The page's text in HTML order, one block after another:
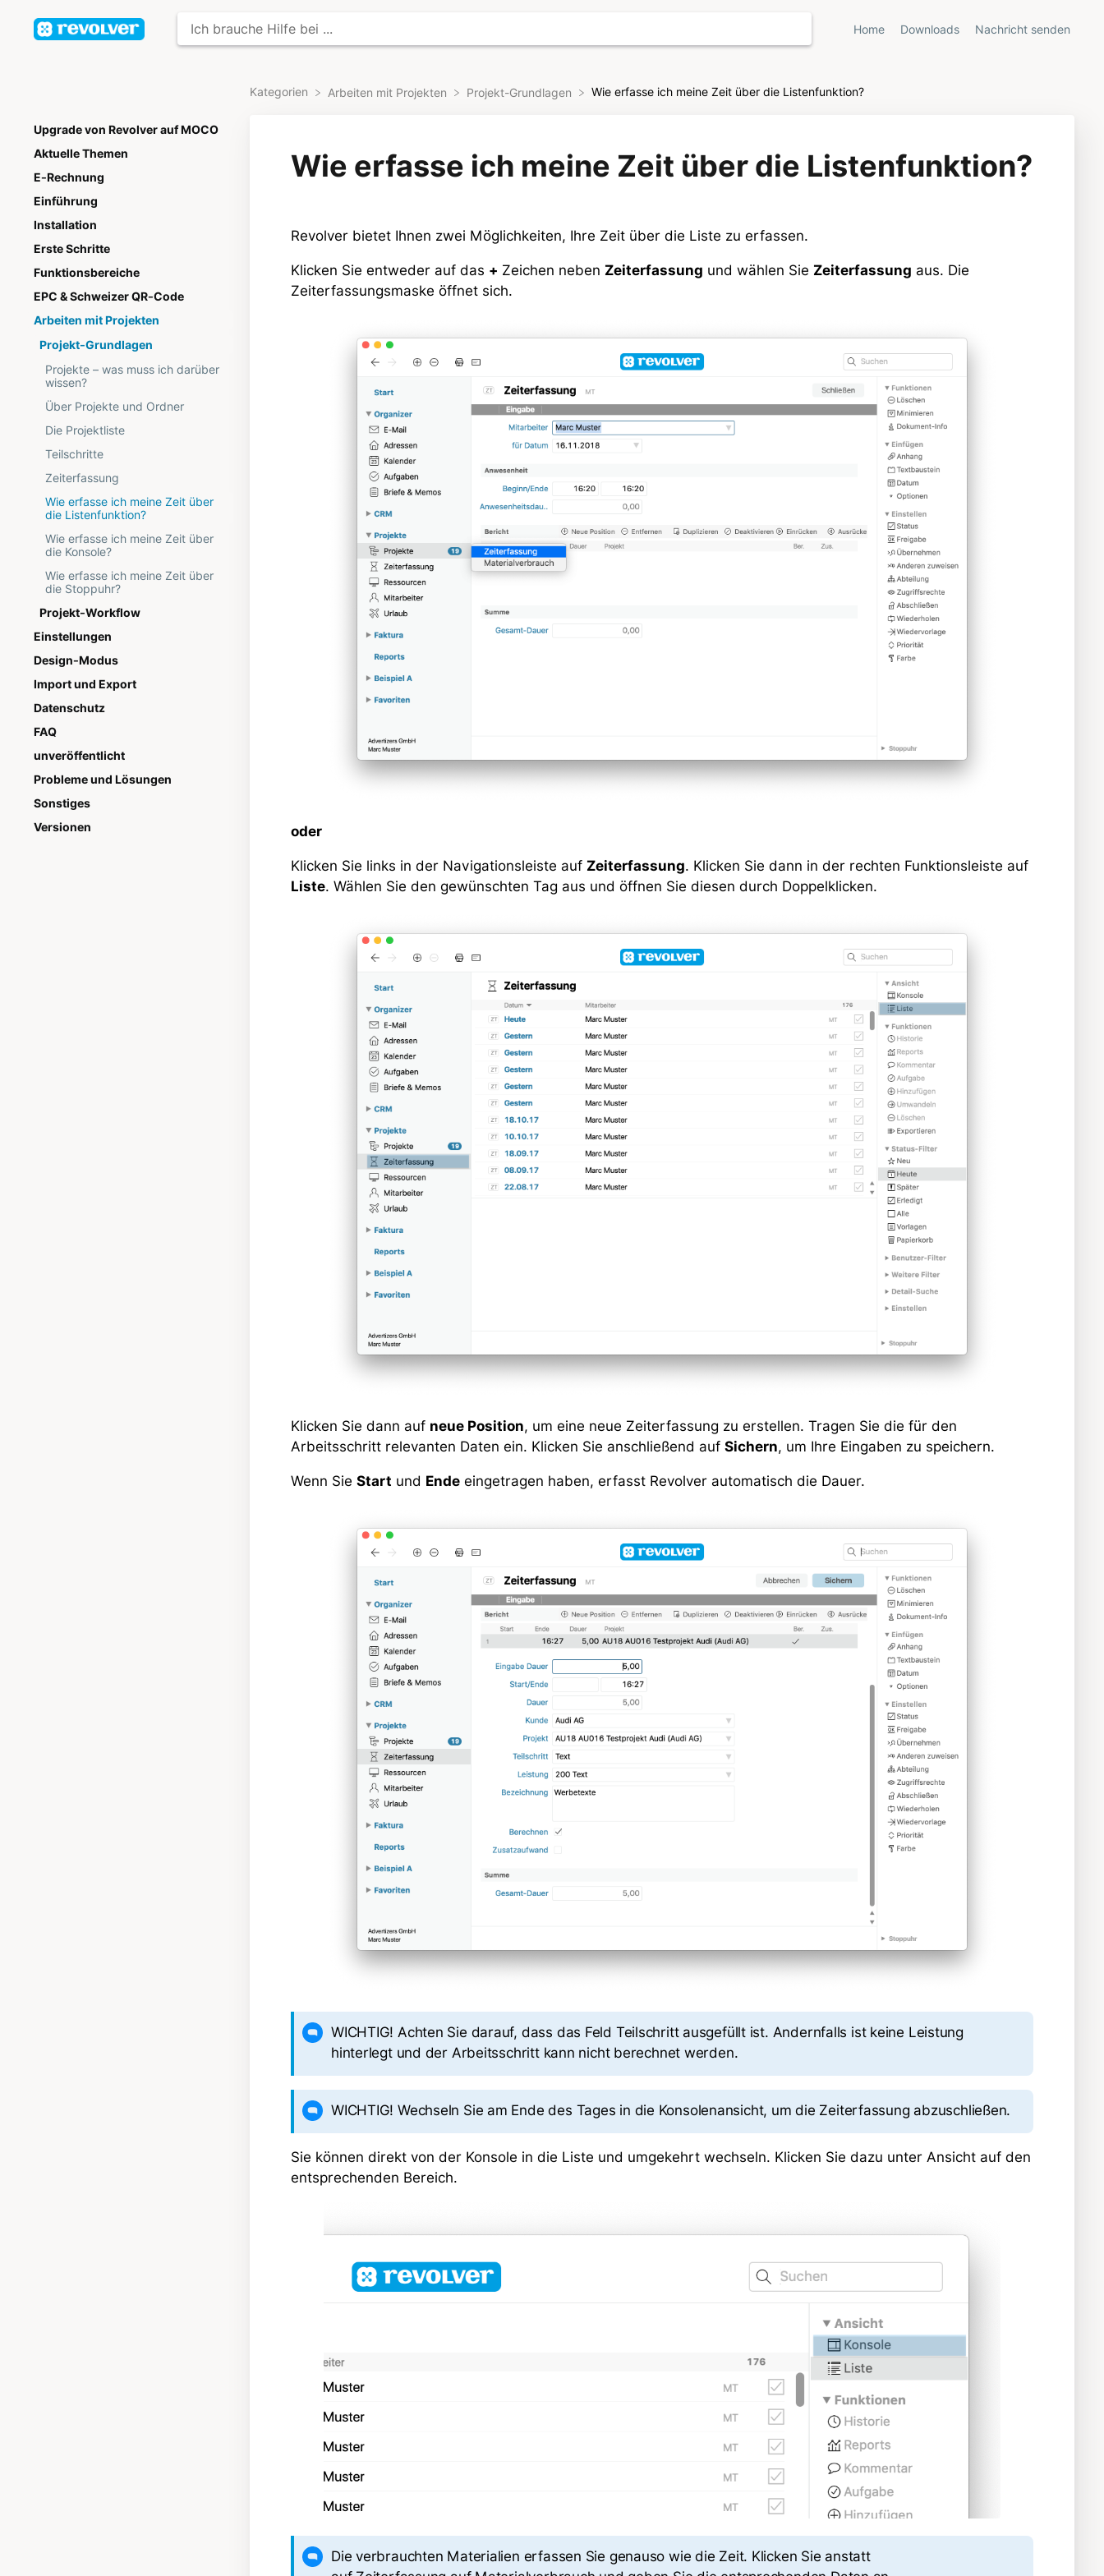
Home Downloads Nachricht senden
Upgrade von Revolver auf MOCO
Aktuelle Themen
E-Rechnung
Einführung
Installation
Erste Schritte
Funktionsbereiche
EPC & Schweizer QR-Code
Arbeiten mit Projekten
Projekt-Grundlagen
Projekte – was muss ich darüber
wissen?
Über Projekte und Ordner
Die Projektliste
Teilschritte
Zeiterfassung
Wie erfasse ich meine Zeit über
die Listenfunktion?
Wie erfasse ich meine Zeit über
die Konsole?
Wie erfasse ich meine Zeit über
die Stoppuhr?
Projekt-Workflow
Einstellungen
Design-Modus
Import und Export
Datenschutz
FAQ
unveröffentlicht
Probleme und Lösungen
Sonstiges
Versionen
Kategorien ​Arbeiten mit Projekten ​Projekt-Grundlagen Wie erfasse ich meine Zeit über die Listenfunktion?
Wie erfasse ich meine Zeit über die Listenfunktion?
Revolver bietet Ihnen zwei Möglichkeiten, Ihre Zeit über die Liste zu erfassen.
Klicken Sie entweder auf das + Zeichen neben Zeiterfassung und wählen Sie Zeiterfassung aus. Die
Zeiterfassungsmaske öffnet sich.
oder
Klicken Sie links in der Navigationsleiste auf Zeiterfassung. Klicken Sie dann in der rechten Funktionsleiste auf
Liste. Wählen Sie den gewünschten Tag aus und öffnen Sie diesen durch Doppelklicken.
Klicken Sie dann auf neue Position, um eine neue Zeiterfassung zu erstellen. Tragen Sie die für den
Arbeitsschritt relevanten Daten ein. Klicken Sie anschließend auf Sichern, um Ihre Eingaben zu speichern.
Wenn Sie Start und Ende eingetragen haben, erfasst Revolver automatisch die Dauer.
WICHTIG! Achten Sie darauf, dass das Feld Teilschritt ausgefüllt ist. Andernfalls ist keine Leistung
hinterlegt und der Arbeitsschritt kann nicht berechnet werden.
WICHTIG! Wechseln Sie am Ende des Tages in die Konsolenansicht, um die Zeiterfassung abzuschließen.
Sie können direkt von der Konsole in die Liste und umgekehrt wechseln. Klicken Sie dazu unter Ansicht auf den
entsprechenden Bereich.
Die verbrauchten Materialien erfassen Sie genauso wie die Zeit. Klicken Sie anstatt